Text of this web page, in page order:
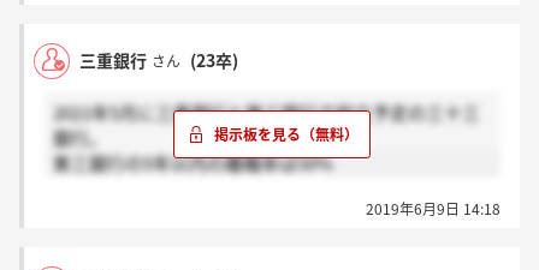
三重銀行 さん (23卒)
2021年5月に三重銀行と第三銀行で設立予定の三十三
銀行。
第三銀行の5年以内の離職率は50%
2019年6月9日 14:18